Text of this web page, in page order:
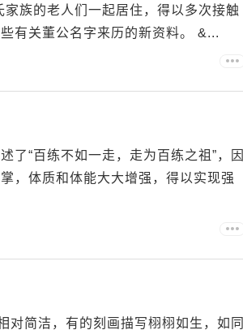
族的老人们一起居住，得以多次接触
有关董公名字来历的新资料。 &...
了“百练不如一走，走为百练之祖”，因
，体质和体能大大增强，得以实现强
对简洁，有的刻画描写栩栩如生，如同